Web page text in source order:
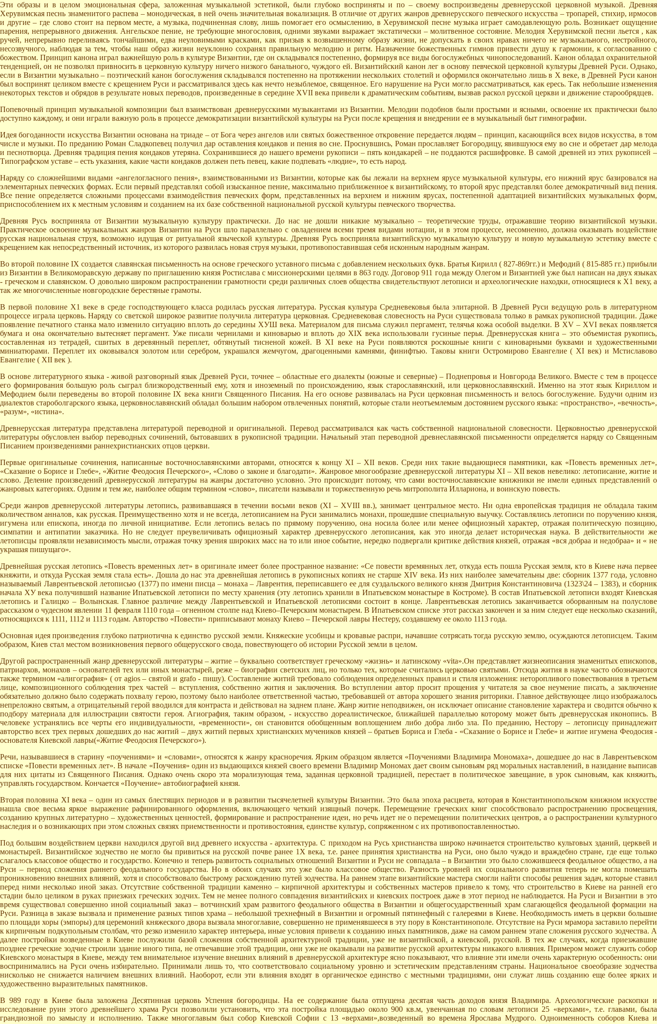
Эти образы и в целом эмоциональная сфера, заложенная музыкальной эстетикой, были глубоко восприняты и по – своему воспроизведены древнерусской церковной музыкой. Древняя
Херувимская песнь знаменитого распева – монодическая, в ней очень значительная вокализация. В отличие от других жанров древнерусского певческого искусства – тропарей, стихир, ирмосов
и другие – где слово стоит на первом месте, а музыка, подчиненная слову, лишь помогает его осмыслению, в Херувимской песне музыка играет самодавлеющую роль. Возникает ощущение
парения, непрерывного движения. Ангельское пение, не требующие многословия, одними звуками выражает экстатически – молитвенное состояние. Мелодия Херувимской песни льется , как
ручей, непрерывно переливаясь тончайшими, едва неуловимыми красками, как призыв к возвышенному образу жизни, не допускать в своих нравах ничего не музыкального, нестройного,
несозвучного, наблюдая за тем, чтобы наш образ жизни неуклонно сохранял правильную мелодию и ритм. Назначение божественных гимнов привести душу к гармонии, к согласованию с
божеством. Принцип канона играл важнейшую роль в культуре Византии, где он складывался постепенно, формируя все виды богослужебных чинопоследований. Канон обладал охранительной
тенденцией, он не позволял привносить в церковную культуру ничего низкого банального, чуждого ей. Византийский канон лег в основу певческой церковной культуры Древней Руси. Однако,
если в Византии музыкально – поэтический канон богослужения складывался постепенно на протяжении нескольких столетий и оформился окончательно лишь в Х веке, в Древней Руси канон
был воспринят целиком вместе с крещением Руси и рассматривался здесь как нечто незыблемое, священное. Его нарушение на Руси могло рассматриваться, как ересь. Так небольшие изменения
некоторых текстов и обрядов в результате новых переводов, произведенные в середине ХVII века привели к драматическим событиям, вызвав раскол русской церкви и движение старообрядцев.
Попевочный принцип музыкальной композиции был взаимствован древнерусскими музыкантами из Византии. Мелодии подобнов были простыми и ясными, освоение их практически было
доступно каждому, и они играли важную роль в процессе демократизации византийской культуры на Руси после крещения и внедрении ее в музыкальный быт гимнографии.
Идея богоданности искусства Византии основана на триаде – от Бога через ангелов или святых божественное откровение передается людям – принцип, касающийся всех видов искусства, в том
числе и музыки. По преданию Роман Сладкопевец получил дар оставления кондаков и пения во сне. Проснувшись, Роман прославляет Богородицу, явившуюся ему во сне и обретает дар мелода
и песнотворца. Древняя традиция пения кондаков утеряна. Сохранившиеся до нашего времени рукописи – пять кондакарей – не поддаются расшифровке. В самой древней из этих рукописей –
Типографском уставе – есть указания, какие части кондаков должен петь певец, какие подпевать «людие», то есть народ.
Наряду со сложнейшими видами «ангелогласного пения», взаимствованными из Византии, которые как бы лежали на верхнем ярусе музыкальной культуры, его нижний ярус базировался на
элементарных певческих формах. Если первый представлял собой изысканное пение, максимально приближенное к византийскому, то второй ярус представлял более демократичный вид пения.
Все пение определяется сложными процессами взаимодействия певческих форм, представленных на верхнем и нижним ярусах, постепенной адаптацией византийских музыкальных форм,
приспособлением их к местным условиям и созданием на их базе собственной национальной русской культуры певческого творчества.
Древняя Русь восприняла от Византии музыкальную культуру практически. До нас не дошли никакие музыкально – теоретические труды, отражавшие теорию византийской музыки.
Практическое освоение музыкальных жанров Византии на Руси шло параллельно с овладением всеми тремя видами нотации, и в этом процессе, несомненно, должна оказывать воздействие
русская национальная струя, возможно идущая от ритуальной языческой культуры. Древняя Русь восприняла византийскую музыкальную культуру и новую музыкальную эстетику вместе с
крещением как непосредственный источник, из которого развилась новая струя музыки, противопоставившая себя исконным народным жанрам.
Во второй половине IХ создается славянская письменность на основе греческого уставного письма с добавлением нескольких букв. Братья Кирилл ( 827-869гг.) и Мефодий ( 815-885 гг.) прибыли
из Византии в Великоморавскую державу по приглашению князя Ростислава с миссионерскими целями в 863 году. Договор 911 года между Олегом и Византией уже был написан на двух языках
- греческом и славянском. О довольно широком распространении грамотности среди различных слоев общества свидетельствуют летописи и археологические находки, относящиеся к Х1 веку, а
так же многочисленные новгородские берестяные грамоты.
В первой половине Х1 веке в среде господствующего класса родилась русская литература. Русская культура Средневековья была элитарной. В Древней Руси ведущую роль в литературном
процессе играла церковь. Наряду со светской широкое развитие получила литература церковная. Средневековая словесность на Руси существовала только в рамках рукописной традиции. Даже
появление печатного станка мало изменило ситуацию вплоть до середины ХУШ века. Материалом для письма служил пергамент, телячья кожа особой выделки. В ХV – ХVI веках появляется
бумага и она окончательно вытесняет пергамент. Уже писали чернилами и киноварью и вплоть до ХIХ века использовали гусиные перья. Древнерусская книга – это объемистая рукопись,
составленная из тетрадей, сшитых в деревянный переплет, обтянутый тисненой кожей. В ХI веке на Руси появляются роскошные книги с киноварными буквами и художественными
миниатюрами. Переплет их оковывался золотом или серебром, украшался жемчугом, драгоценными камнями, финифтью. Таковы книги Остромирово Евангелие ( ХI век) и Мстиславово
Евангелие ( ХII век ).
В основе литературного языка - живой разговорный язык Древней Руси, точнее – областные его диалекты (южные и северные) – Поднепровья и Новгорода Великого. Вместе с тем в процессе
его формирования большую роль сыграл близкородственный ему, хотя и иноземный по происхождению, язык старославянский, или церковнославянский. Именно на этот язык Кириллом и
Мефодием были переведены во второй половине IХ века книги Священного Писания. На его основе развивалась на Руси церковная письменность и велось богослужение. Будучи одним из
диалектов староболгарского языка, церковнославянский обладал большим набором отвлеченных понятий, которые стали неотъемлемым достоянием русского языка: «пространство», «вечность»,
«разум», «истина».
Древнерусская литература представлена литературой переводной и оригинальной. Перевод рассматривался как часть собственной национальной словесности. Церковностью древнерусской
литературы обусловлен выбор переводных сочинений, бытовавших в рукописной традиции. Начальный этап переводной древнеславянской письменности определяется наряду со Священным
Писанием произведениями раннехристианских отцов церкви.
Первые оригинальные сочинения, написанные восточнославянскими авторами, относятся к концу ХI – ХII веков. Среди них такие выдающиеся памятники, как «Повесть временных лет»,
«Сказание о Борисе и Глебе», «Житие Феодосия Печерского», «Слово о законе и благодати». Жанровое многообразие древнерусской литературы ХI – ХII веков невелико: летописание, житие и
слово. Деление произведений древнерусской литературы на жанры достаточно условно. Это происходит потому, что сами восточнославянские книжники не имели единых представлений о
жанровых категориях. Одним и тем же, наиболее общим термином «слово», писатели называли и торжественную речь митрополита Иллариона, и воинскую повесть.
Среди жанров древнерусской литературы летопись, развивавшаяся в течении восьми веков (ХI – ХVIII вв.), занимает центральное место. Ни одна европейская традиция не обладала таким
количеством анналов, как русская. Преимущественно хотя и не всегда, летописанием на Руси занимались монахи, прошедшие специальную выучку. Составлялись летописи по поручению князя,
игумена или епископа, иногда по личной инициативе. Если летопись велась по прямому поручению, она носила более или менее официозный характер, отражая политическую позицию,
симпатии и антипатии заказчика. Но не следует преувеличивать официозный характер древнерусского летописания, как это иногда делает историческая наука. В действительности же
летописцы проявляли независимость мысли, отражая точку зрения широких масс на то или иное событие, нередко подвергали критике действия князей, отражая «вся добраа и недобраа» и « не
украшая пишущаго».
Древнейшая русская летопись «Повесть временных лет» в оригинале имеет более пространное название: «Се повести времянных лет, откуда есть пошла Русская земля, кто в Киеве нача первее
княжити, и откуда Русская земля стала есть». Дошла до нас эта древнейшая летопись в рукописных копиях не старше ХIV века. Из них наиболее замечательны две: сборник 1377 года, условно
называемый Лаврентьевской летописью (1377) по имени писца – монаха – Лаврентия, переписавшего ее для суздальского великого князя Дмитрия Константиновича (1323\24 – 1383), и сборник
начала ХУ века получивший название Ипатьевской летописи по месту хранения (эту летопись хранили в Ипатьевском монастыре в Костроме). В состав Ипатьевской летописи входят Киевская
летопись и Галицко – Волынская. Главное различие между Лаврентьевской и Ипатьевской летописями состоит в конце. Лаврентьевская летопись заканчивается оборванным на полуслове
рассказом о чудесном явлении 11 февраля 1110 года – огненном столпе над Киево–Печерским монастырем. В Ипатьевском списке этот рассказ закончен и за ним следует еще несколько сказаний,
относящихся к 1111, 1112 и 1113 годам. Авторство «Повести» приписывают монаху Киево – Печерской лавры Нестеру, создавшему ее около 1113 года.
Основная идея произведения глубоко патриотична к единство русской земли. Княжеские усобицы и кровавые распри, начавшие сотрясать тогда русскую землю, осуждаются летописцем. Таким
образом, Киев стал местом возникновения первого общерусского свода, повествующего об истории Русской земли в целом.
Другой распространенный жанр древнерусской литературы – житие – буквально соответствует греческому «жизнь» и латинскому «vita».Он представляет жизнеописания знаменитых епископов,
патриархов, монахов – основателей тех или иных монастырей, реже – биографии светских лиц, но только тех, которые считались церковью святыми. Отсюда жития в науке часто обозначаются
также термином «алигография» ( от agios – святой и grafo - пишу). Составление житий требовало соблюдения определенных правил и стиля изложения: неторопливого повествования в третьем
лице, композиционного соблюдения трех частей – вступления, собственно жития и заключения. Во вступлении автор просит прощения у читателя за свое неумение писать, а заключение
обязательно должно было содержать похвалу герою, поэтому было наиболее ответственной частью, требовавшей от автора хорошего знания риторики. Главное действующее лицо изображалось
непреложно святым, а отрицательный герой вводился для контраста и действовал на заднем плане. Жанр житие неподвижен, он исключает описание становление характера и сводится обычно к
подбору материала для иллюстрации святости героя. Агиография, таким образом, - искусство дореалистическое, ближайшей параллелью которому может быть древнерусская иконопись. В
человеке устранялись все черты его индивидуальности, «временности», он становится обобщенным воплощением либо добра либо зла. По преданию, Нестору – летописцу принадлежит
авторство всех трех первых дошедших до нас житий – двух житий первых христианских мучеников князей – братьев Бориса и Глеба - «Сказание о Борисе и Глебе» и житие игумена Феодосия -
основателя Киевской лавры(«Житие Феодосия Печерского»).
Речи, называвшиеся в старину «поучениями» и «словами», относятся к жанру красноречия. Ярким образцом является «Поучениями Владимира Мономаха», дошедшее до нас в Лаврентьевском
списке «Повести временных лет». В начале «Поучения» один из выдающихся князей своего времени Владимир Мономах дает своим сыновьям ряд моральных наставлений, в назидание выписав
для них цитаты из Священного Писания. Однако очень скоро эта морализующая тема, заданная церковной традицией, перестает в политическое завещание, в урок сыновьям, как княжить,
управлять государством. Кончается «Поучение» автобиографией князя.
Вторая половина ХI века – один из самых блестящих периодов и в развитии тысячелетней культуры Византии. Это была эпоха расцвета, которая в Константинопольском книжном искусстве
нашла свое весьма яркое выражение рафинированного оформления, включающего четкий изящный почерк. Перемещение греческих книг способствовало распространению просвещения,
созданию крупных литературно – художественных ценностей, формирование и распространение идеи, но речь идет не о перемещении политических центров, а о распространении культурного
наследия и о возникающих при этом сложных связях приемственности и противостояния, единстве культур, сопряженном с их противопоставленностью.
Под большим воздействием церкви находился другой вид древнего искусства - архитектура. С приходом на Русь христианства широко начинается строительство культовых зданий, церквей и
монастырей. Византийское зодчество не могло бы привиться на русской почве ранее 1Х века, т.е. ранее принятия христианства на Руси, оно было чуждо и враждебно стране, где еще только
слагалось классовое общество и государство. Конечно и теперь развитость социальных отношений Византии и Руси не совпадала – в Византии это было сложившееся феодальное общество, а на
Руси – период сложения раннего феодального государства. Но в обоих случаях это уже было классовое общество. Разность уровней их социального развития теперь не могла помешать
проникновению внешних влияний, хотя и способствовало быстрому расхождению путей зодчества. На раннем этапе византийские мастера смогли найти способы решения задач, которые ставил
перед ними несколько иной заказ. Отсутствие собственной традиции каменно – кирпичной архитектуры и собственных мастеров привело к тому, что строительство в Киеве на ранней его
стадии было целиком в руках приезжих греческих зодчих. Тем не менее полного совпадения византийских и киевских построек даже в этот период не наблюдается. На Руси и Византии в это
время существовал совершенно иной социальный заказ – вотчинский храм развитого феодального общества в Византии и общегосударственный храм слагающейся феодальной формации на
Руси. Разница в заказе вызвала и применение разных типов храма – небольшой трехнефный в Византии и огромный пятинефный с галереями в Киеве. Необходимость иметь в церкви большие
по площади хоры (эмпоры) для церемоний княжеского двора вызвала многоглавие, совершенно не применявшееся в эту пору в Константинополе. Отсутствие на Руси мрамора заставило перейти
к кирпичным подкупольным столбам, что резко изменило характер интерьера, иные условия привели к созданию иных памятников, даже на самом раннем этапе сложения русского зодчества. А
далее постройки возведенные в Киеве послужили базой сложения собственной архитектурной традиции, уже не византийской, а киевской, русской. В тех же случаях, когда приезжавшие
позднее греческие зодчие строили здание иного типа, не отвечавшие этой традиции, они уже не оказывали на развитие русской архитектуры никакого влияния. Примером может служить собор
Киевского монастыря в Киеве, между тем внимательное изучение внешних влияний в древнерусской архитектуре ясно показывают, что влияние эти имели очень характерную особенность: они
воспринимались на Руси очень избирательно. Принимали лишь то, что соответствовало социальному уровню и эстетическим представлениям страны. Национальное своеобразие зодчества
нисколько не снижается наличием внешних влияний. Наоборот, если эти влияния входят в органическое единство с местными традициями, они служат лишь созданию еще более ярких и
художественно выразительных памятников.
В 989 году в Киеве была заложена Десятинная церковь Успения богородицы. На ее содержание была отпущена десятая часть доходов князя Владимира. Археологические раскопки и
исследование руин этого древнейшего храма Руси позволили установить, что эта постройка площадью около 900 кв.м, увенчанная по словам летописи 25 «верхами», т.е. главами, была
грандиозной по замыслу и исполнению. Также многоглавым был собор Киевской Софии с 13 «верхами»,возведенный во времена Ярослава Мудрого. Одноименность соборов Киева и